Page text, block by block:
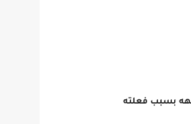
بسبب فعلته